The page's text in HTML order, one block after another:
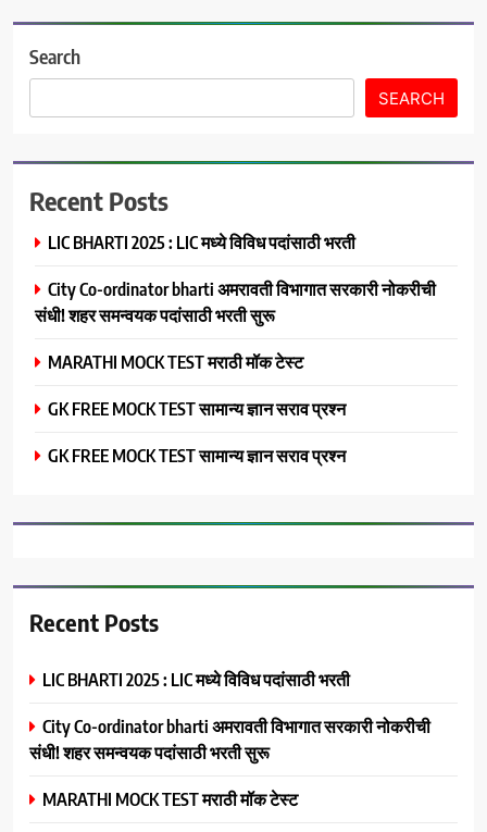
Search
SEARCH
Recent Posts
LIC BHARTI 2025 : LIC मध्ये विविध पदांसाठी भरती
City Co-ordinator bharti अमरावती विभागात सरकारी नोकरीची
संधी! शहर समन्वयक पदांसाठी भरती सुरू
MARATHI MOCK TEST मराठी मॉक टेस्ट
GK FREE MOCK TEST सामान्य ज्ञान सराव प्रश्न
GK FREE MOCK TEST सामान्य ज्ञान सराव प्रश्न
Recent Posts
LIC BHARTI 2025 : LIC मध्ये विविध पदांसाठी भरती
City Co-ordinator bharti अमरावती विभागात सरकारी नोकरीची
संधी! शहर समन्वयक पदांसाठी भरती सुरू
MARATHI MOCK TEST मराठी मॉक टेस्ट